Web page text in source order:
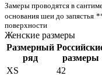
Замеры проводятся в
основания шеи до запястья
поверхности
Женские размеры
Размерный
ряд
размеры
XS
42